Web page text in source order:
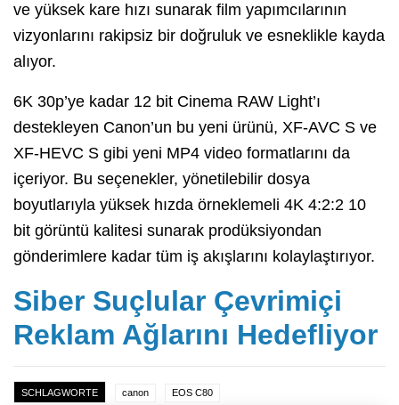
ve yüksek kare hızı sunarak film yapımcılarının
vizyonlarını rakipsiz bir doğruluk ve esneklikle kayda
alıyor.
6K 30p’ye kadar 12 bit Cinema RAW Light’ı
destekleyen Canon’un bu yeni ürünü, XF-AVC S ve
XF-HEVC S gibi yeni MP4 video formatlarını da
içeriyor. Bu seçenekler, yönetilebilir dosya
boyutlarıyla yüksek hızda örneklemeli 4K 4:2:2 10
bit görüntü kalitesi sunarak prodüksiyondan
gönderimlere kadar tüm iş akışlarını kolaylaştırıyor.
Siber Suçlular Çevrimiçi
Reklam Ağlarını Hedefliyor
SCHLAGWORTE canon EOS C80